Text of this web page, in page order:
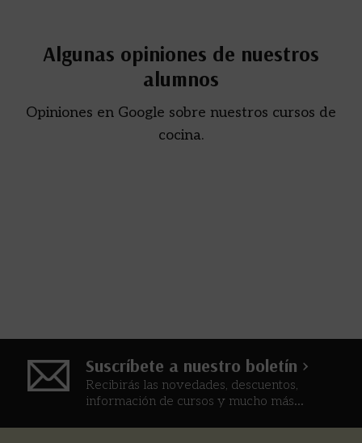
Algunas opiniones de nuestros
alumnos
Opiniones en Google sobre nuestros cursos de
cocina.
Suscríbete a nuestro boletín >
Recibirás las novedades, descuentos,
información de cursos y mucho más...